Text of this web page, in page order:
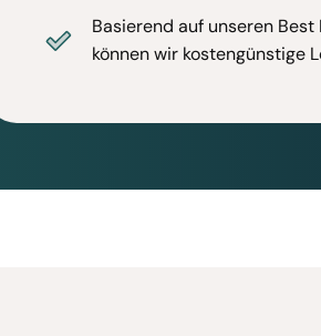
Basierend auf unseren
können wir kostengünstige